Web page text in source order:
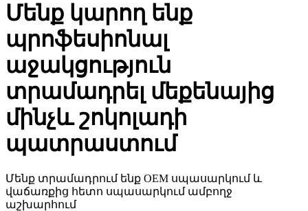
Մենք կարող ենք
պրոֆեսիոնալ
աջակցություն
տրամադրել մեքենայից
մինչև շոկոլադի
պատրաստում
Մենք տրամադրում ենք OEM սպասարկում և
վաճառքից հետո սպասարկում ամբողջ
աշխարհում